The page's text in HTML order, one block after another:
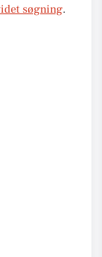
søgning.